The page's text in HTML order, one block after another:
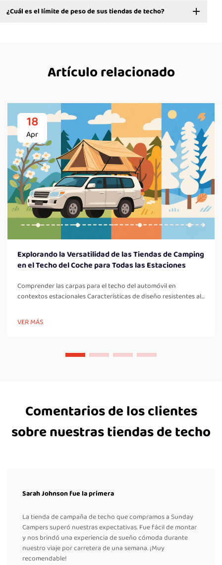
¿Cuál es el límite de peso de sus tiendas de techo?
Artículo relacionado
18
Apr
Explorando la Versatilidad de las Tiendas de Camping
en el Techo del Coche para Todas las Estaciones
Comprender las carpas para el techo del automóvil en
contextos estacionales Características de diseño resistentes al
el techo del automóvil: Un aspecto importante en todas las
carpas para el techo son los elementos de diseño resistentes al
VER MÁS
Comentarios de los clientes
sobre nuestras tiendas de techo
Sarah Johnson fue la primera
La tienda de campaña de techo que compramos a Sunday
Campers superó nuestras expectativas. Fue fácil de montar
y nos brindó una experiencia de sueño cómoda durante
nuestro viaje por carretera de una semana. ¡Muy
recomendable!